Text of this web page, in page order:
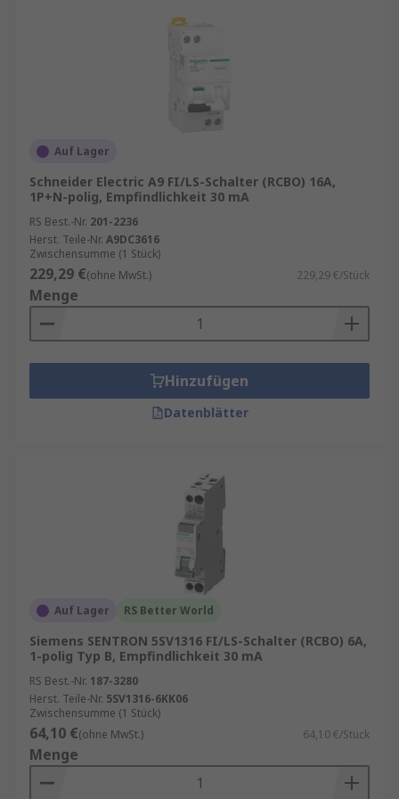
Auf Lager
Schneider Electric A9 FI/LS-Schalter (RCBO) 16A,
1P+N-polig, Empfindlichkeit 30 mA
RS Best.-Nr. 201-2236
Herst. Teile-Nr. A9DC3616
Zwischensumme (1 Stück)
229,29 €(ohne MwSt.) 229,29 €/Stück
Menge
Hinzufügen
Datenblätter
Auf Lager RS Better World
Siemens SENTRON 5SV1316 FI/LS-Schalter (RCBO) 6A,
1-polig Typ B, Empfindlichkeit 30 mA
RS Best.-Nr. 187-3280
Herst. Teile-Nr. 5SV1316-6KK06
Zwischensumme (1 Stück)
64,10 €(ohne MwSt.) 64,10 €/Stück
Menge